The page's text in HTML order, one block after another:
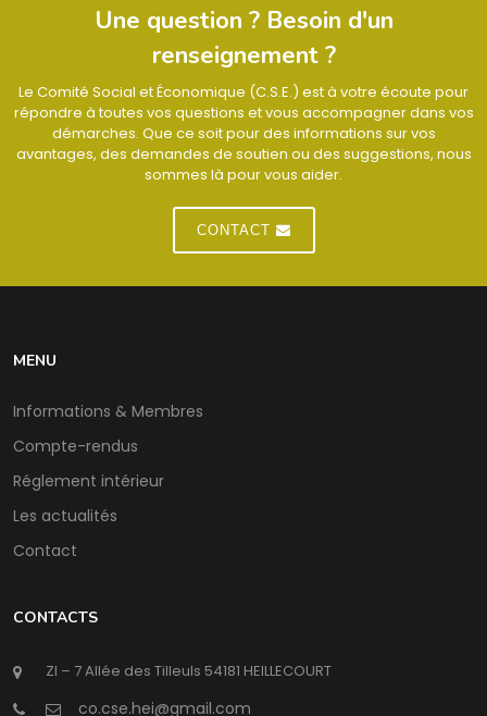
Une question ? Besoin d'un
renseignement ?
Le Comité Social et Économique (C.S.E.) est à votre écoute pour
répondre à toutes vos questions et vous accompagner dans vos
démarches. Que ce soit pour des informations sur vos
avantages, des demandes de soutien ou des suggestions, nous
sommes là pour vous aider.
CONTACT
MENU
Informations & Membres
Compte-rendus
Réglement intérieur
Les actualités
Contact
CONTACTS
ZI – 7 Allée des Tilleuls 54181 HEILLECOURT
@